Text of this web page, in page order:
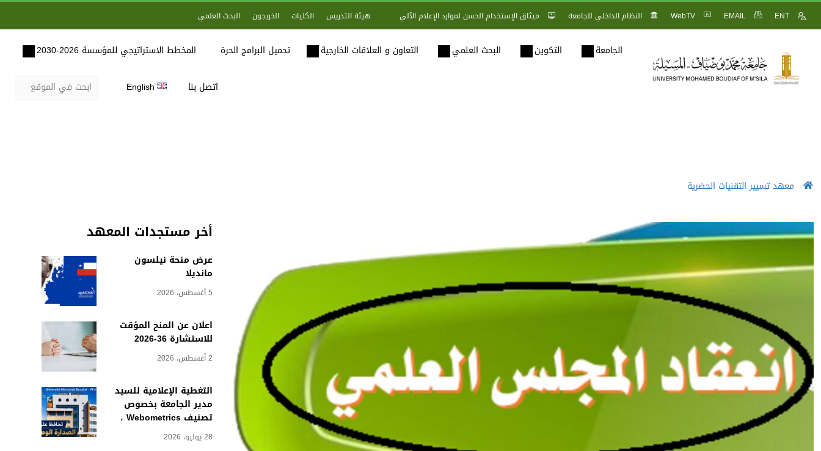
ENT
EMAIL
WebTV النظام الداخلي للجامعة ميثاق الإستخدام الحسن لموارد الإعلام الآلي هيئة التدريس الكليات الخريجون البحث العلمي
الجامعة التكوين البحث العلمي التعاون و العلاقات الخارجية تحميل البرامج الحرة المخطط الاستراتيجي للمؤسسة 2026-2030
اتصل بنا English
معهد تسيير التقنيات الحضرية
أخر مستجدات المعهد
عرض منحة نيلسون
مانديلا
5 أغسطس، 2026
اعلان عن المنح المؤقت
للاستشارة 36-2026
2 أغسطس، 2026
التغطية الإعلامية للسيد
مدير الجامعة بخصوص
تصنيف Webometrics ،
28 يوليو، 2026